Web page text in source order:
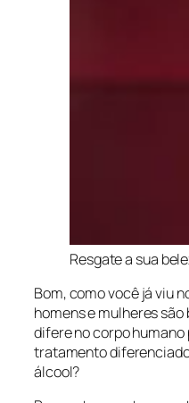
Resgate a sua
Bom, como você já viu
homens e mulheres
difere no corpo humano
tratamento
álcool?